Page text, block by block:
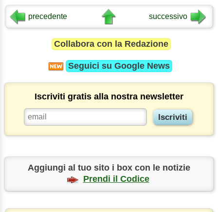
precedente successivo
Collabora con la Redazione
Seguici su Google News
Iscriviti gratis alla nostra newsletter
Aggiungi al tuo sito i box con le notizie
Prendi il Codice